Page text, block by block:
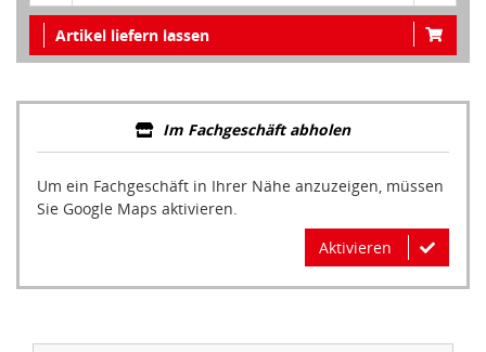
Artikel liefern lassen
Im Fachgeschäft abholen
Um ein Fachgeschäft in Ihrer Nähe anzuzeigen, müssen
Sie Google Maps aktivieren.
Aktivieren